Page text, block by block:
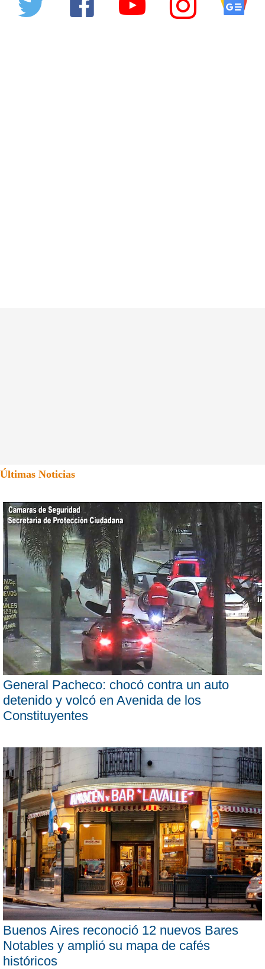
Últimas Noticias
General Pacheco: chocó contra un auto
detenido y volcó en Avenida de los
Constituyentes
Buenos Aires reconoció 12 nuevos Bares
Notables y amplió su mapa de cafés
históricos